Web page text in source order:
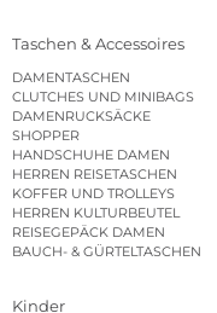
Taschen & Accessoires
DAMENTASCHEN
CLUTCHES UND MINIBAGS
DAMENRUCKSÄCKE
SHOPPER
HANDSCHUHE DAMEN
HERREN REISETASCHEN
KOFFER UND TROLLEYS
HERREN KULTURBEUTEL
REISEGEPÄCK DAMEN
BAUCH- & GÜRTELTASCHEN
Kinder